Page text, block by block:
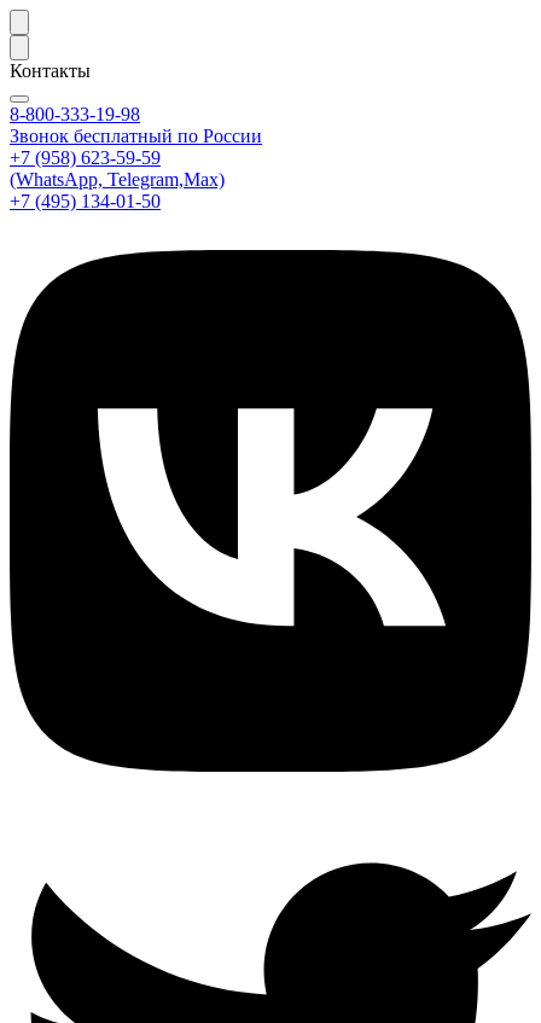
Контакты
8-800-333-19-98
Звонок бесплатный по России
+7 (958) 623-59-59
(WhatsApp, Telegram,Max)
+7 (495) 134-01-50